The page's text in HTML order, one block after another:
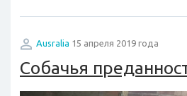
Ausralia 15 апреля 2019 года
Собачья